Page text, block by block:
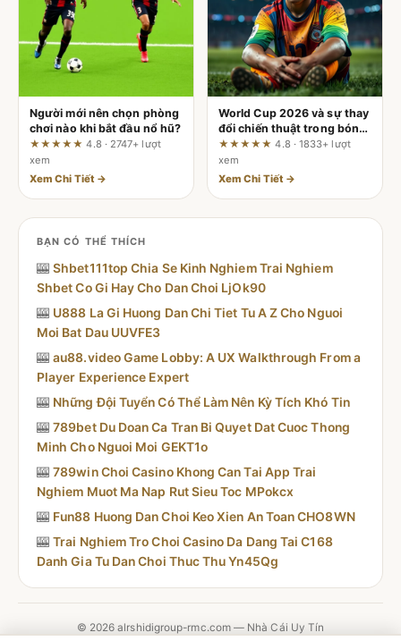
Người mới nên chọn phòng
chơi nào khi bắt đầu nổ hũ?
★★★★★4.8 · 2747+ lượt
xem
Xem Chi Tiết →
World Cup 2026 và sự thay
đổi chiến thuật trong bóng
đá hiện đại: Bạn đã sẵn
sàng?
★★★★★4.8 · 1833+ lượt
xem
Xem Chi Tiết →
BẠN CÓ THỂ THÍCH
🎰Shbet111top Chia Se Kinh Nghiem Trai Nghiem
Shbet Co Gi Hay Cho Dan Choi LjOk90
🎰 U888 La Gi Huong Dan Chi Tiet Tu A Z Cho Nguoi
Moi Bat Dau UUVFE3
🎰au88.video Game Lobby: A UX Walkthrough From a
Player Experience Expert
🎰 Những Đội Tuyển Có Thể Làm Nên Kỳ Tích Khó Tin
🎰789bet Du Doan Ca Tran Bi Quyet Dat Cuoc Thong
Minh Cho Nguoi Moi GEKT1o
🎰789win Choi Casino Khong Can Tai App Trai
Nghiem Muot Ma Nap Rut Sieu Toc MPokcx
🎰 Fun88 Huong Dan Choi Keo Xien An Toan CHO8WN
🎰Trai Nghiem Tro Choi Casino Da Dang Tai C168
Danh Gia Tu Dan Choi Thuc Thu Yn45Qg
© 2026 alrshidigroup-rmc.com — Nhà Cái Uy Tín